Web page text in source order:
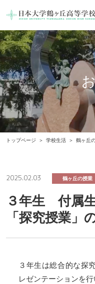
トップページ 学校生活 鶴ヶ丘
2025.02.03 鶴ヶ丘の授業
３年生 付属
「探究授業」
３年生は総合的な探
レゼンテーションを行